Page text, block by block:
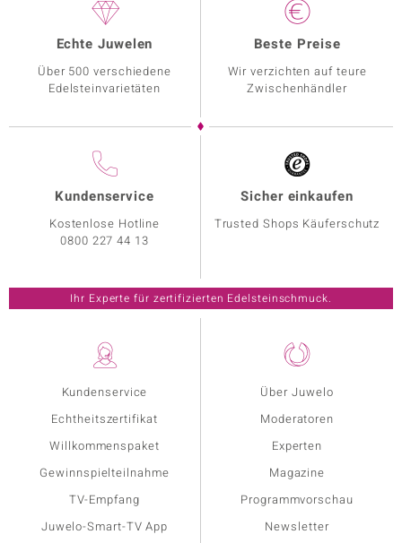
Kundenservice
Echtheitszertifikat
Willkommenspaket
Gewinnspielteilnahme
TV-Empfang
Juwelo-Smart-TV App
Über Juwelo
Moderatoren
Experten
Magazine
Programmvorschau
Newsletter
Echte Juwelen
Über 500 verschiedene
Edelsteinvarietäten
Beste Preise
Wir verzichten auf teure
Zwischenhändler
Kundenservice
Kostenlose Hotline
0800 227 44 13
Sicher einkaufen
Trusted Shops Käuferschutz
Ihr Experte für zertifizierten Edelsteinschmuck.